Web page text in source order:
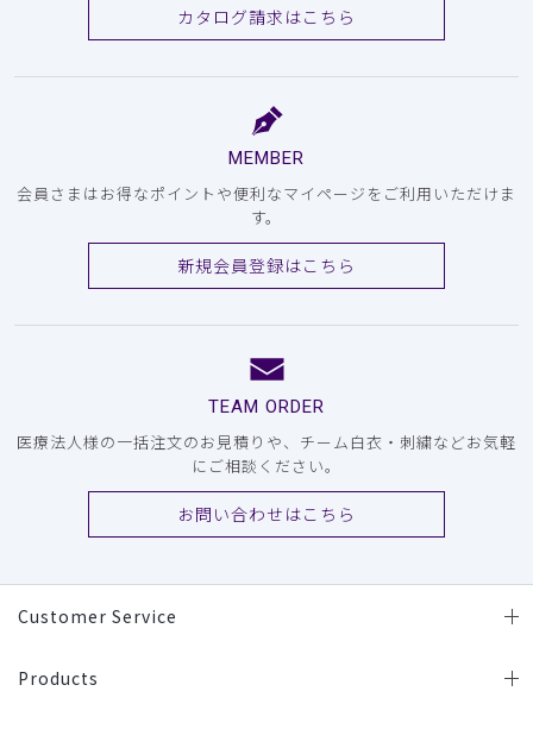
カタログ請求はこちら
MEMBER
会員さまはお得なポイントや便利なマイページをご利用いただけま
す。
新規会員登録はこちら
TEAM ORDER
医療法人様の一括注文のお見積りや、チーム白衣・刺繍などお気軽
にご相談ください。
お問い合わせはこちら
Customer Service
Products